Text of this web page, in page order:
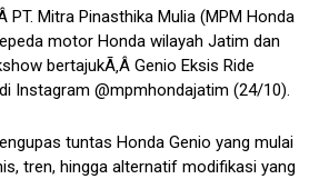
PT. Mitra Pinasthika Mulia (MPM Honda
motor Honda wilayah Jatim dan
bertajukÃ‚Â Genio Eksis Ride
Instagram @mpmhondajatim (24/10).
tuntas Honda Genio yang mulai
tren, hingga alternatif modifikasi yang